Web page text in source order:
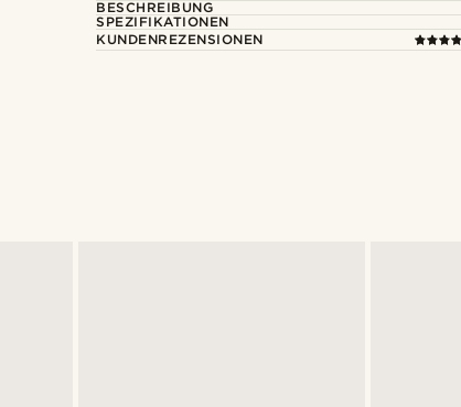
BESCHREIBUNG
SPEZIFIKATIONEN
KUNDENREZENSIONEN